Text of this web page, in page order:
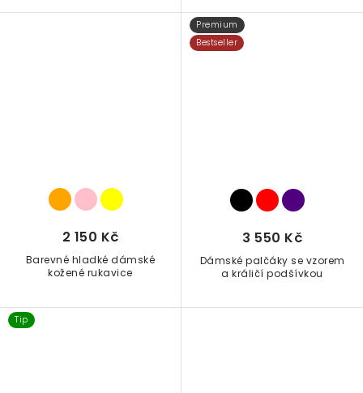
Barevné hladké dámské
kožené rukavice
2 150 Kč
Dámské palčáky se vzorem
a králičí podšívkou
Premium
Bestseller
3 550 Kč
Tip